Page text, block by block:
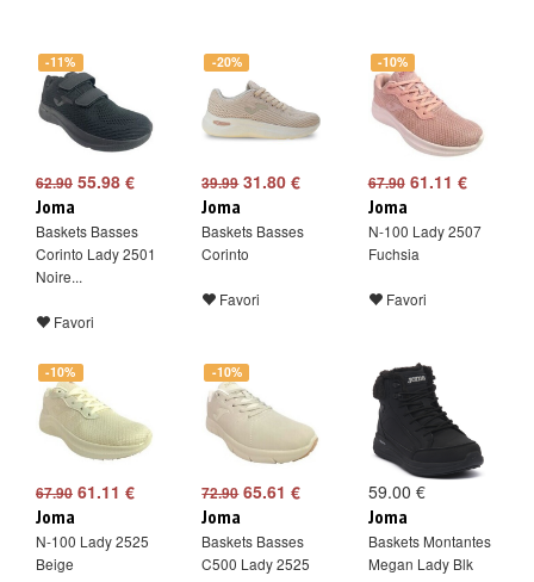
-11%
62.90 55.98 €
Joma
Baskets Basses
Corinto Lady 2501
Noire...
Favori
-20%
39.9931.80 €
Joma
Baskets Basses
Corinto
Favori
-10%
67.9061.11 €
Joma
N-100 Lady 2507
Fuchsia
Favori
-10%
67.90 61.11 €
Joma
N-100 Lady 2525
Beige
-10%
72.9065.61 €
Joma
Baskets Basses
C500 Lady 2525
59.00 €
Joma
Baskets Montantes
Megan Lady Blk